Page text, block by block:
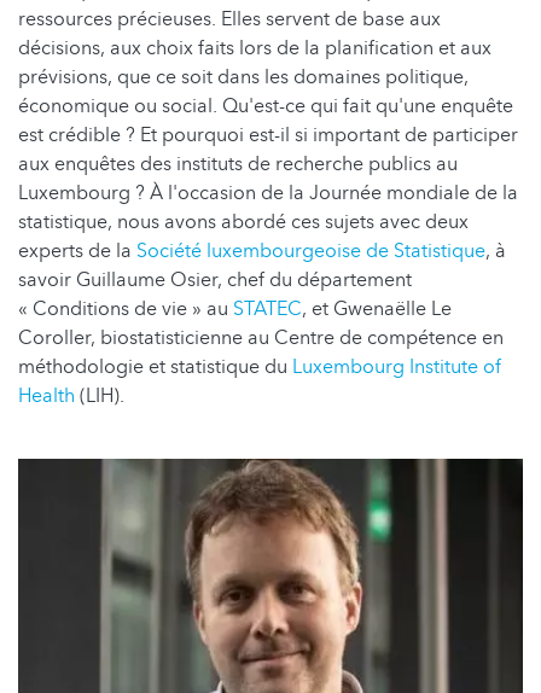
ressources précieuses. Elles servent de base aux
décisions, aux choix faits lors de la planification et aux
prévisions, que ce soit dans les domaines politique,
économique ou social. Qu'est-ce qui fait qu'une enquête
est crédible ? Et pourquoi est-il si important de participer
aux enquêtes des instituts de recherche publics au
Luxembourg ? À l'occasion de la Journée mondiale de la
statistique, nous avons abordé ces sujets avec deux
experts de la Société luxembourgeoise de Statistique, à
savoir Guillaume Osier, chef du département
« Conditions de vie » au STATEC, et Gwenaëlle Le
Coroller, biostatisticienne au Centre de compétence en
méthodologie et statistique du Luxembourg Institute of
Health (LIH).